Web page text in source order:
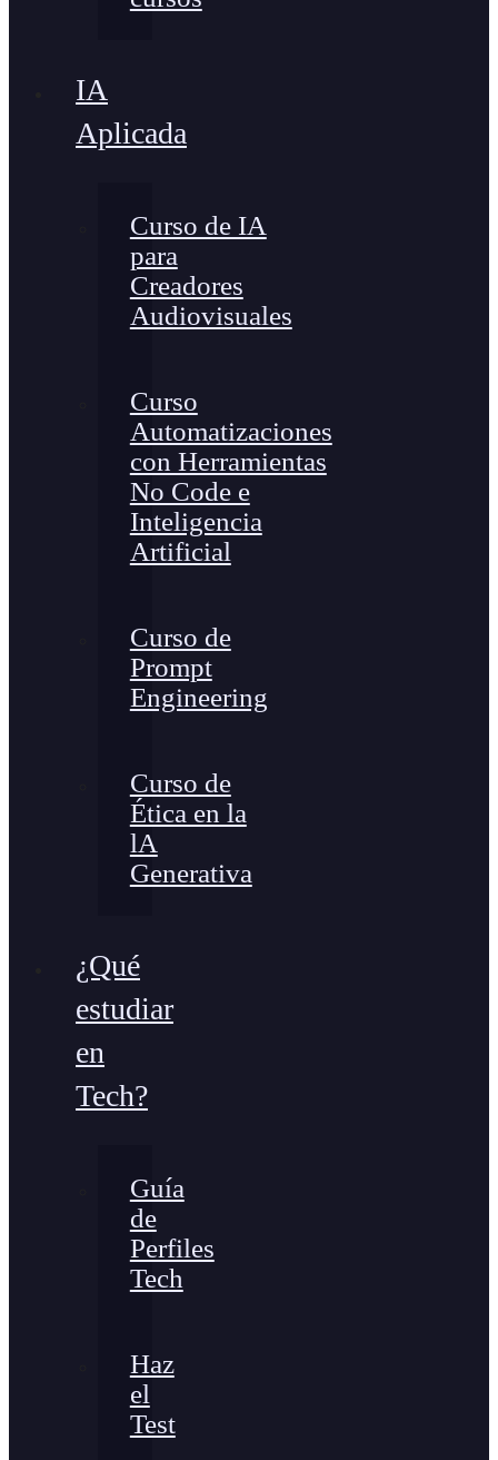
IA
Aplicada
Curso de IA
para
Creadores
Audiovisuales
Curso
Automatizaciones
con Herramientas
No Code e
Inteligencia
Artificial
Curso de
Prompt
Engineering
Curso de
Ética en la
lA
Generativa
¿Qué
estudiar
en
Tech?
Guía
de
Perfiles
Tech
Haz
el
Test